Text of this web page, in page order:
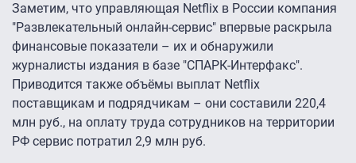
Заметим, что управляющая Netflix в России компания
"Развлекательный онлайн-сервис" впервые раскрыла
финансовые показатели – их и обнаружили
журналисты издания в базе "СПАРК-Интерфакс".
Приводится также объёмы выплат Netflix
поставщикам и подрядчикам – они составили 220,4
млн руб., на оплату труда сотрудников на территории
РФ сервис потратил 2,9 млн руб.